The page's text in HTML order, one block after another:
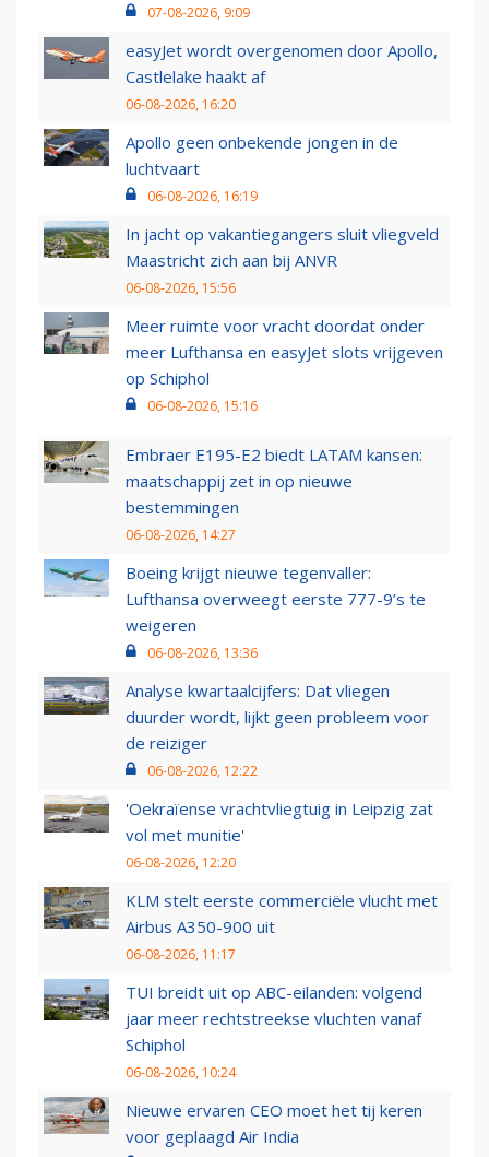
07-08-2026, 9:09
easyJet wordt overgenomen door Apollo,
Castlelake haakt af
06-08-2026, 16:20
Apollo geen onbekende jongen in de
luchtvaart
06-08-2026, 16:19
In jacht op vakantiegangers sluit vliegveld
Maastricht zich aan bij ANVR
06-08-2026, 15:56
Meer ruimte voor vracht doordat onder
meer Lufthansa en easyJet slots vrijgeven
op Schiphol
06-08-2026, 15:16
Embraer E195-E2 biedt LATAM kansen:
maatschappij zet in op nieuwe
bestemmingen
06-08-2026, 14:27
Boeing krijgt nieuwe tegenvaller:
Lufthansa overweegt eerste 777-9’s te
weigeren
06-08-2026, 13:36
Analyse kwartaalcijfers: Dat vliegen
duurder wordt, lijkt geen probleem voor
de reiziger
06-08-2026, 12:22
'Oekraïense vrachtvliegtuig in Leipzig zat
vol met munitie'
06-08-2026, 12:20
KLM stelt eerste commerciële vlucht met
Airbus A350-900 uit
06-08-2026, 11:17
TUI breidt uit op ABC-eilanden: volgend
jaar meer rechtstreekse vluchten vanaf
Schiphol
06-08-2026, 10:24
Nieuwe ervaren CEO moet het tij keren
voor geplaagd Air India